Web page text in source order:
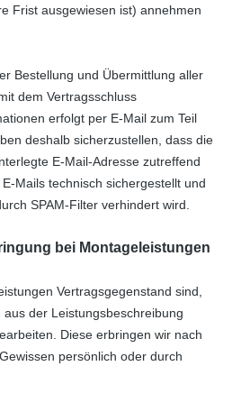
Frist ausgewiesen ist) annehmen
Bestellung und Übermittlung aller
dem Vertragsschluss
erfolgt per E-Mail zum Teil
deshalb sicherzustellen, dass die
E-Mail-Adresse zutreffend
Mails technisch sichergestellt und
SPAM-Filter verhindert wird.
bei Montageleistungen
Vertragsgegenstand sind,
der Leistungsbeschreibung
Diese erbringen wir nach
persönlich oder durch